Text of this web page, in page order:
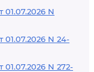
N
N 24-
N 272-